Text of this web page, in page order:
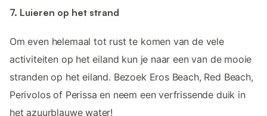
7. Luieren op het strand
Om even helemaal tot rust te komen van de vele
activiteiten op het eiland kun je naar een van de mooie
stranden op het eiland. Bezoek Eros Beach, Red Beach,
Perivolos of Perissa en neem een verfrissende duik in
het azuurblauwe water!